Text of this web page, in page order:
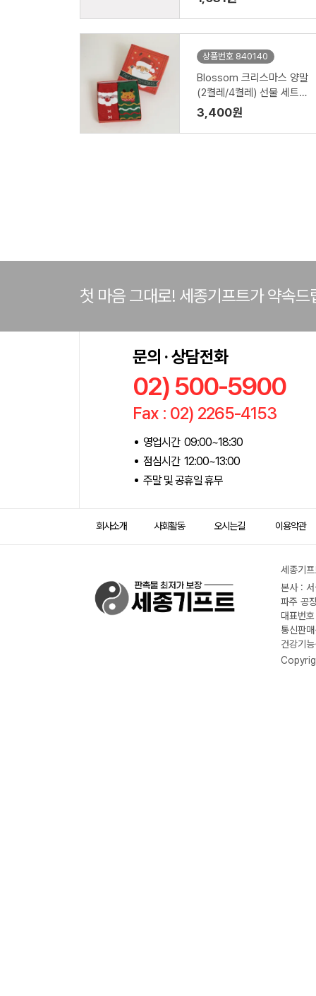
상품번호 840140
Blossom 크리스마스 양말
(2켤레/4켤레) 선물 세트
(성인용/아동용)
3,400원
첫 마음 그대로! 세종기프트가 약속드
문의 · 상담전화
02) 500-5900
Fax : 02) 2265-4153
영업시간 09:00~18:30
점심시간 12:00~13:00
주말 및 공휴일 휴무
회사소개 사회활동 오시는길 이용약관
세종기
본사 :
파주 공
대표번
통신판
건강기